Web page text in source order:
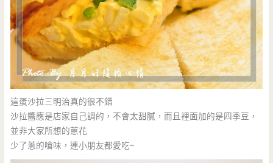
這蛋沙拉三明治真的很不錯
沙拉醬應是店家自己調的，不會太甜膩，而且裡面加的是四季豆，
並非大家所想的蔥花
少了蔥的嗆味，連小朋友都愛吃~